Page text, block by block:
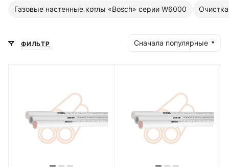
Газовые настенные котлы «Bosch» серии W6000
ФИЛЬТР Сначала популярные